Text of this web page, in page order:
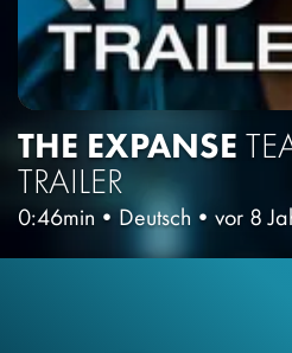
THE EXPANSE
TRAILER
0:46min • Deutsch • vor 8